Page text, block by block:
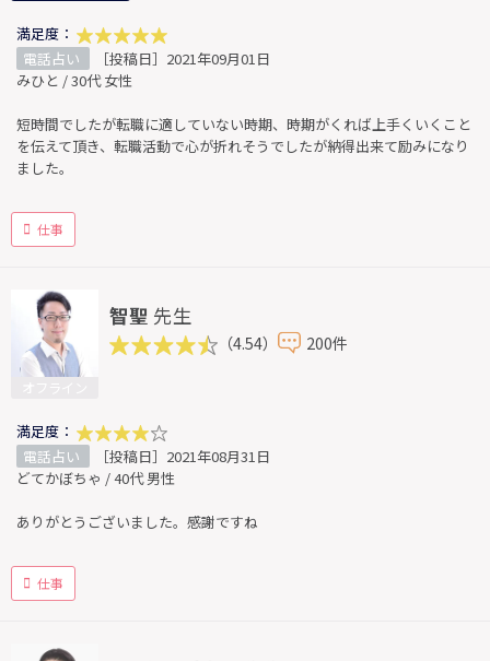
満足度：
電話占い
［投稿日］2021年09月01日
みひと / 30代 女性
短時間でしたが転職に適していない時期、時期がくれば上手くいくこと
を伝えて頂き、転職活動で心が折れそうでしたが納得出来て励みになり
ました。
仕事
智聖 先生
（4.54） 200件
満足度：
電話占い
［投稿日］2021年08月31日
どてかぼちゃ / 40代 男性
ありがとうございました。感謝ですね
仕事